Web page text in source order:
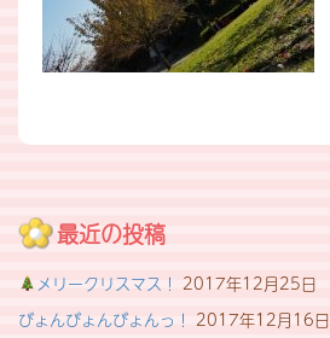
最近の投稿
メリークリスマス！ 2017年12月25日
びょんびょんびょんっ！ 2017年12月16日